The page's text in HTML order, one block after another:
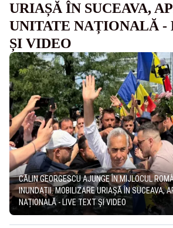
URIAȘĂ ÎN SUCEAVA,
UNITATE NAȚIONALĂ
ȘI VIDEO
CĂLIN GEORGESCU AJUNGE ÎN MIJLOCUL
INUNDAȚII. MOBILIZARE URIAȘĂ ÎN SUCEAVA,
NAȚIONALĂ - LIVE TEXT ȘI VIDEO